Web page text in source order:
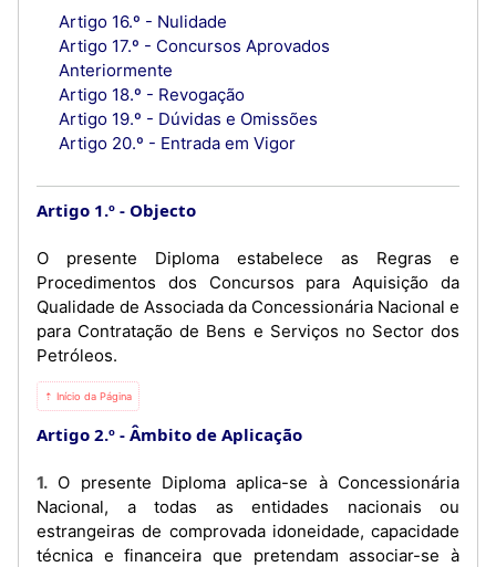
Artigo 16.º - Nulidade
Artigo 17.º - Concursos Aprovados
Anteriormente
Artigo 18.º - Revogação
Artigo 19.º - Dúvidas e Omissões
Artigo 20.º - Entrada em Vigor
Artigo 1.º Objecto
O presente Diploma estabelece as Regras e
Procedimentos dos Concursos para Aquisição da
Qualidade de Associada da Concessionária Nacional e
para Contratação de Bens e Serviços no Sector dos
Petróleos.
⇡ Início da Página
Artigo 2.º Âmbito de Aplicação
1. O presente Diploma aplica-se à Concessionária
Nacional, a todas as entidades nacionais ou
estrangeiras de comprovada idoneidade, capacidade
técnica e financeira que pretendam associar-se à